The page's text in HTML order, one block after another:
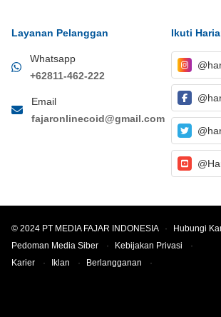
Layanan Pelanggan
Whatsapp
+62811-462-222
Email
fajaronlinecoid@gmail.com
Ikuti
© 2024 PT MEDIA FAJAR INDONESIA · Hubungi
Pedoman Media Siber
· Kebijakan Privasi
·
Karier
· Iklan · Berlangganan ·